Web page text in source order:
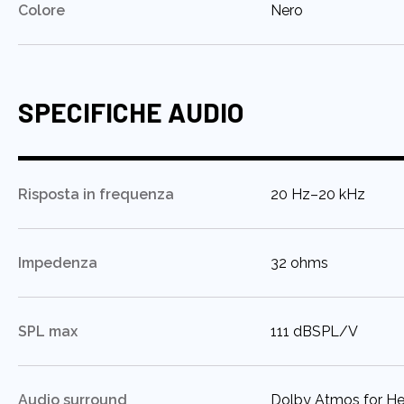
Colore :Nero
SPECIFICHE AUDIO
Risposta in frequenza :20 Hz–20 kHz
Impedenza :32 ohms
SPL max :111 dBSPL/V
Audio surround :Dolby Atmos for